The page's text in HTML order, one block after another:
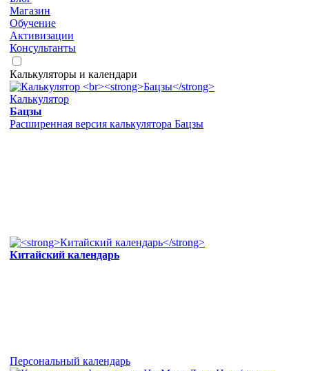
Магазин
Обучение
Активизации
Консультанты
Калькуляторы и календари
Калькулятор
Бацзы
Расширенная версия калькулятора Бацзы
Китайский календарь
Персональный календарь